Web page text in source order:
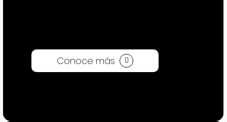
Conoce más